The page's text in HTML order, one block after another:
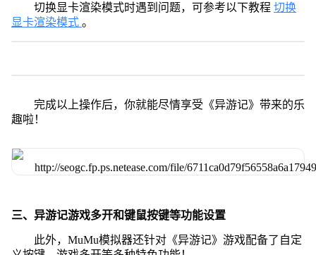
切换显卡渲染模式时遇到问题，可参考以下教程 切换
显卡渲染模式 。
完成以上操作后，你就能尽情享受《异游记》带来的乐
趣啦！
三、异游记游戏多开和键鼠按键等功能设置
此外，MuMu模拟器还针对《异游记》游戏配备了自定